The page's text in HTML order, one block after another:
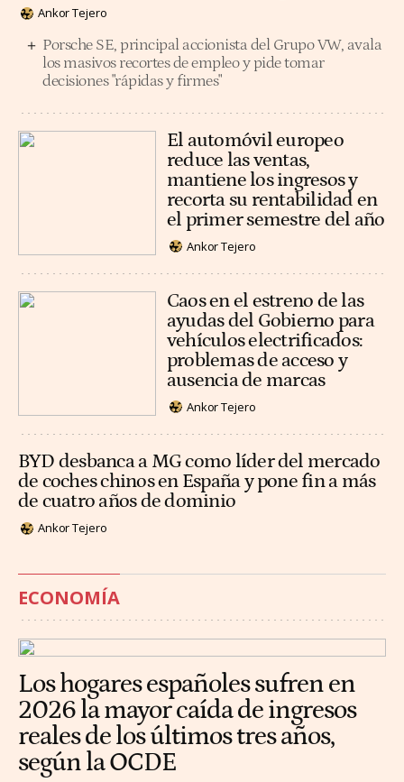
Ankor Tejero
Porsche SE, principal accionista del Grupo VW, avala
los masivos recortes de empleo y pide tomar
decisiones "rápidas y firmes"
El automóvil europeo
reduce las ventas,
mantiene los ingresos y
recorta su rentabilidad en
el primer semestre del año
Ankor Tejero
Caos en el estreno de las
ayudas del Gobierno para
vehículos electrificados:
problemas de acceso y
ausencia de marcas
Ankor Tejero
BYD desbanca a MG como líder del mercado
de coches chinos en España y pone fin a más
de cuatro años de dominio
Ankor Tejero
ECONOMÍA
Los hogares españoles sufren en
2026 la mayor caída de ingresos
reales de los últimos tres años,
según la OCDE